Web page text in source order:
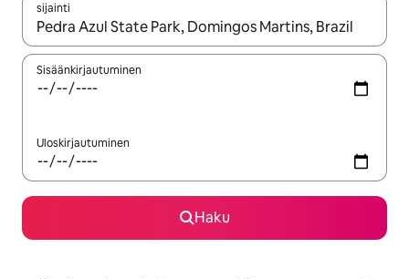
sijainti
Kun tulokset ovat saatavilla, navigoi ylös- ja alas-
Sisäänkirjautuminen
Uloskirjautuminen
Haku